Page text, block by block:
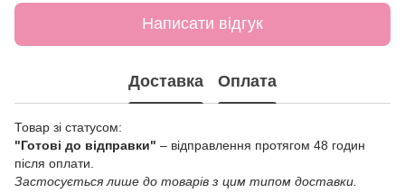
Написати відгук
Доставка Оплата
Товар зі статусом:
"Готові до відправки" – відправлення протягом 48 годин
після оплати.
Застосується лише до товарів з цим типом доставки.